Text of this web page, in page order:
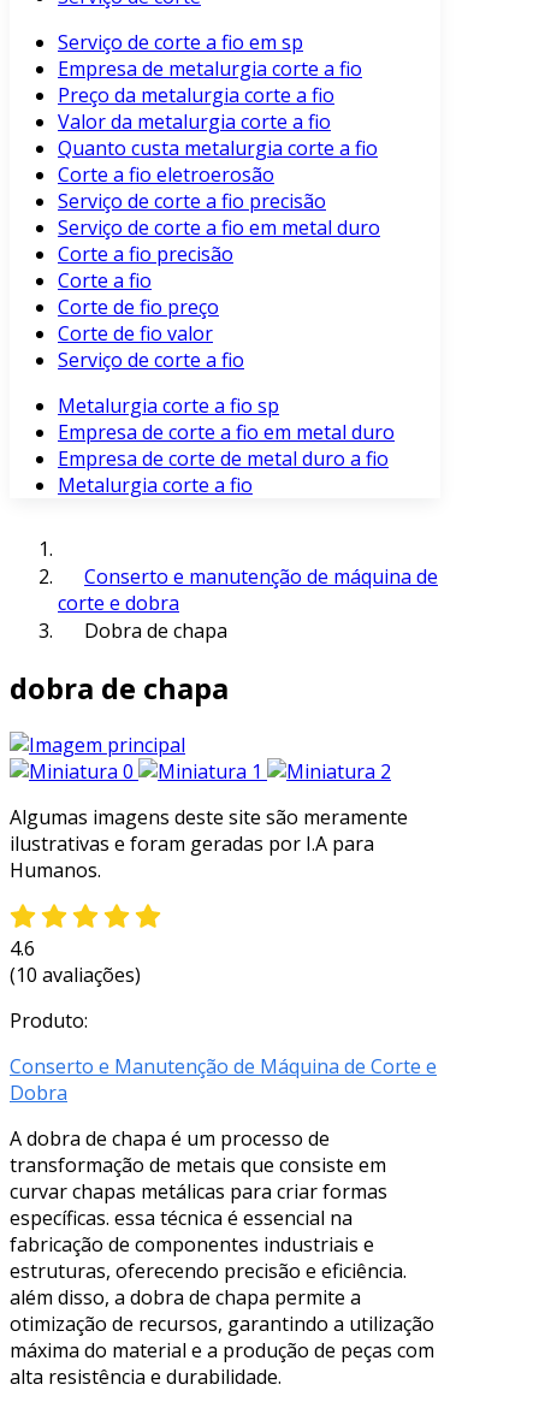
Serviço de corte a fio em sp
Empresa de metalurgia corte a fio
Preço da metalurgia corte a fio
Valor da metalurgia corte a fio
Quanto custa metalurgia corte a fio
Corte a fio eletroerosão
Serviço de corte a fio precisão
Serviço de corte a fio em metal duro
Corte a fio precisão
Corte a fio
Corte de fio preço
Corte de fio valor
Serviço de corte a fio
Metalurgia corte a fio sp
Empresa de corte a fio em metal duro
Empresa de corte de metal duro a fio
Metalurgia corte a fio
Conserto e manutenção de máquina de
corte e dobra
Dobra de chapa
dobra de chapa
Algumas imagens deste site são meramente
ilustrativas e foram geradas por I.A para
Humanos.
4.6
(10 avaliações)
Produto:
Conserto e Manutenção de Máquina de Corte e
Dobra
A dobra de chapa é um processo de
transformação de metais que consiste em
curvar chapas metálicas para criar formas
específicas. essa técnica é essencial na
fabricação de componentes industriais e
estruturas, oferecendo precisão e eficiência.
além disso, a dobra de chapa permite a
otimização de recursos, garantindo a utilização
máxima do material e a produção de peças com
alta resistência e durabilidade.